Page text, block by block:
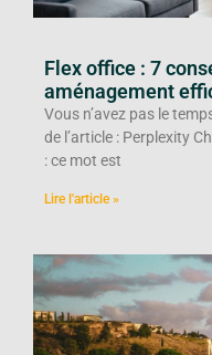
Flex office : 7
aménagement
Vous n’avez pas le
de l’article : Perplexity
: ce mot est
Lire l'article »